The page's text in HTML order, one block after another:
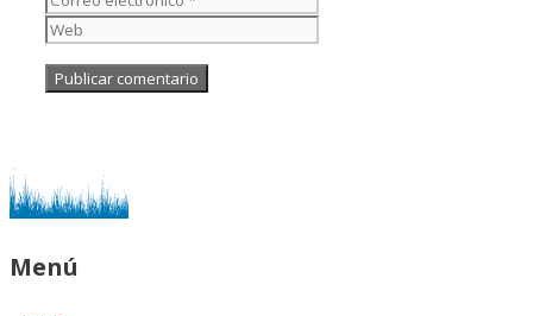
Menú